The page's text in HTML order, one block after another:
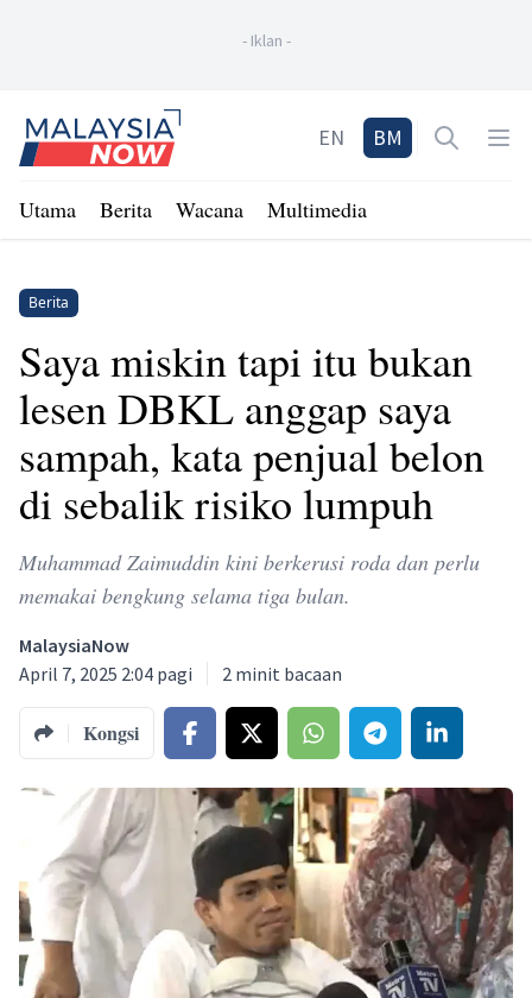
- Iklan -
Home
EN BM Open
Utama Berita Wacana Multimedia
Berita
Saya miskin tapi itu bukan
lesen DBKL anggap saya
sampah, kata penjual belon
di sebalik risiko lumpuh
Muhammad Zaimuddin kini berkerusi roda dan perlu
memakai bengkung selama tiga bulan.
MalaysiaNow
April 7, 2025 2:04 pagi
2 minit bacaan
Kongsi